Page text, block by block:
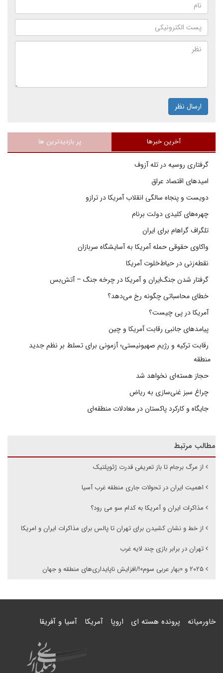
ارسال نظر
آخرین خبرها پر بازدیدترین ها
گرفتاری روسیه در تله آزوف
امیدهای اقتصاد عراق
دویست و پنجاه سالگی انقلاب آمریکا در ترازو
چهره‌های کلیدی دولت برنام
تلگراف گراهام برای ایران
واکاوی حقوقی حمله آمریکا به آسایشگاه سربازان
نقطه‌زنی در حیاط‌خلوت آمریکا
گرفتار شدن جنگ‌ایران و آمریکا در چرخه جنگ – آتش‌بس
خطای محاسباتی چگونه رخ می‌دهد؟
آمریکا در پی چیست؟
پیامدهای جانبی رقابت آمریکا و چین
رقابت ترکیه و رژیم صهیونیستی؛ آزمونی برای تسلط بر نظم جدید
منطقه
حجاز هسته‌ای نخواهد شد
چراغ سبز غنی‌سازی به ریاض
جایگاه و کارکرد پاکستان در معادلات منطقه‌ای
مطالب مرتبط
از مرگ برجام تا باز تعریفی قدرت ژئوپلتیک
اهمیت ایران در تحولات جاری منطقه غرب آسیا
مذاکرات ایران و آمریکا به کدام سو می رود؟
از خط و نشان کشیدن برای تهران تا پالس برای مذاکرات ایران و امریکا
تهران در برابر بازی چند لایه غرب
۲۰۲۵ و «بهار عربی سوم»!/افزایش ناپایداری‌های منطقه و جهان
خاورمیانه پرونده هسته ای اروپا آمریکا آسیا و آفریقا